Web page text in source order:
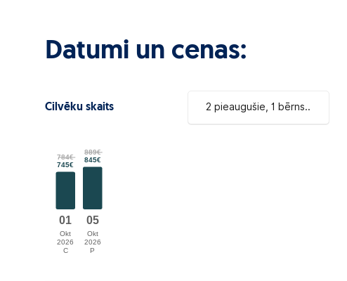
Datumi un cenas:
Cilvēku skaits 2 pieaugušie, 1 bērns..